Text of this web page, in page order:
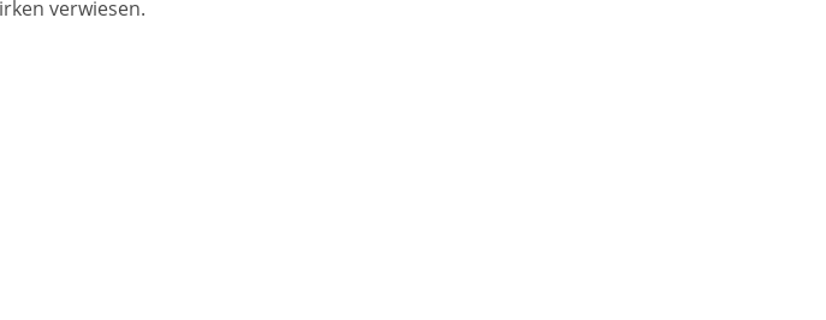
verwiesen.